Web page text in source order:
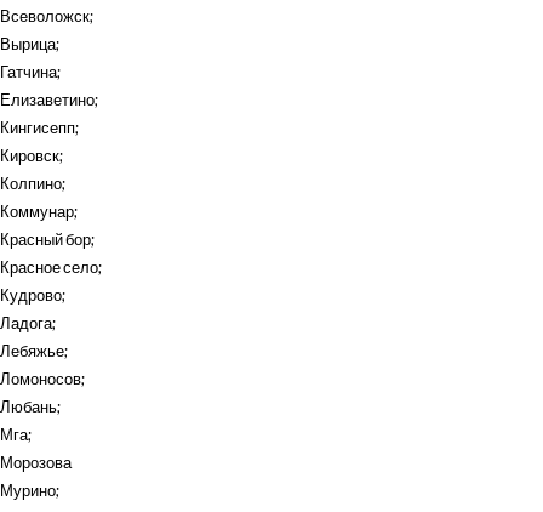
Всеволожск;
Вырица;
Гатчина;
Елизаветино;
Кингисепп;
Кировск;
Колпино;
Коммунар;
Красный бор;
Красное село;
Кудрово;
Ладога;
Лебяжье;
Ломоносов;
Любань;
Мга;
Морозова
Мурино;